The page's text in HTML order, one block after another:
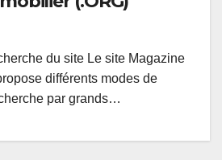
du site Le site Magazine
différents modes de
par grands…